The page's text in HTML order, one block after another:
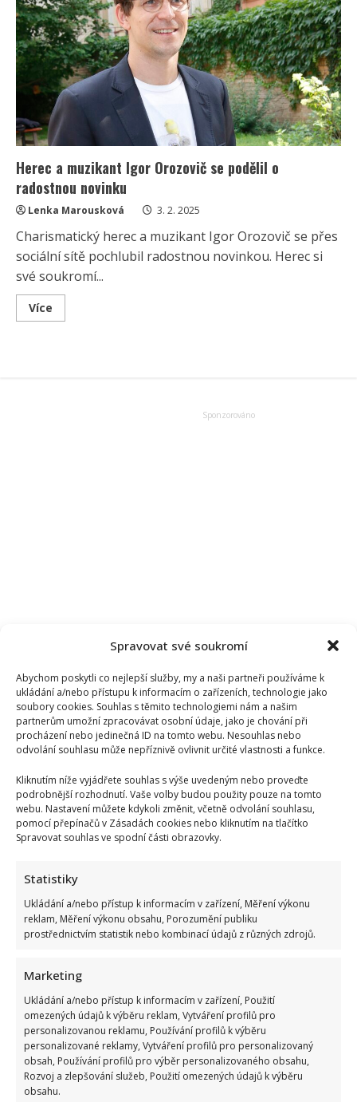
Spravovat své soukromí
Abychom poskytli co nejlepší služby, my a naši partneři používáme k
ukládání a/nebo přístupu k informacím o zařízeních, technologie jako
soubory cookies. Souhlas s těmito technologiemi nám a našim
partnerům umožní zpracovávat osobní údaje, jako je chování při
procházení nebo jedinečná ID na tomto webu. Nesouhlas nebo
odvolání souhlasu může nepříznivě ovlivnit určité vlastnosti a funkce.
Kliknutím níže vyjádřete souhlas s výše uvedeným nebo proveďte
podrobnější rozhodnutí. Vaše volby budou použity pouze na tomto
webu. Nastavení můžete kdykoli změnit, včetně odvolání souhlasu,
pomocí přepínačů v Zásadách cookies nebo kliknutím na tlačítko
Spravovat souhlas ve spodní části obrazovky.
Statistiky
Ukládání a/nebo přístup k informacím v zařízení, Měření výkonu
reklam, Měření výkonu obsahu, Porozumění publiku
prostřednictvím statistik nebo kombinací údajů z různých zdrojů.
Marketing
Ukládání a/nebo přístup k informacím v zařízení, Použití
omezených údajů k výběru reklam, Vytváření profilů pro
personalizovanou reklamu, Používání profilů k výběru
personalizované reklamy, Vytváření profilů pro personalizovaný
obsah, Používání profilů pro výběr personalizovaného obsahu,
Rozvoj a zlepšování služeb, Použití omezených údajů k výběru
obsahu.
co
vyvádíte,
mi
prdla
sklenka.“
Sledující
mluví
o
znamení
Herec a muzikant Igor Orozovič se podělil o
radostnou novinku
Lenka Marousková 3. 2. 2025
Charismatický herec a muzikant Igor Orozovič se přes
sociální sítě pochlubil radostnou novinkou. Herec si
své soukromí...
Více
more
Bydlení Michala Davida ve středomořském stylu: V pražské
vile ma k dispozici i bazén a vnitřní atrium